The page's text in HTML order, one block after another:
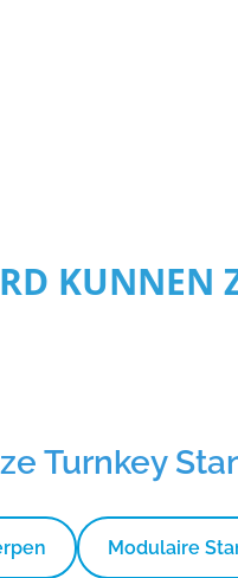
KUNNEN
Turnkey
Modulaire